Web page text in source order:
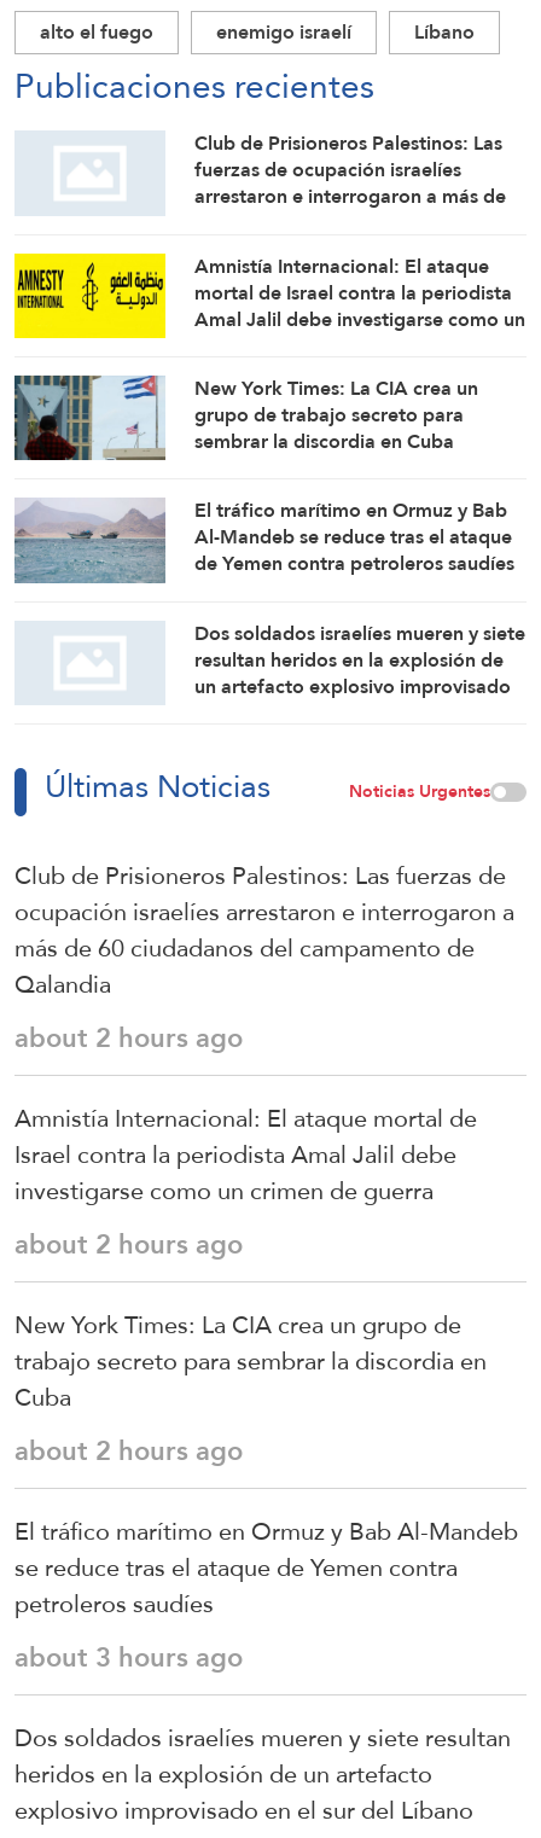
alto el fuego enemigo israelí Líbano
Publicaciones recientes
Club de Prisioneros Palestinos: Las
fuerzas de ocupación israelíes
arrestaron e interrogaron a más de
Amnistía Internacional: El ataque
mortal de Israel contra la periodista
Amal Jalil debe investigarse como un
New York Times: La CIA crea un
grupo de trabajo secreto para
sembrar la discordia en Cuba
El tráfico marítimo en Ormuz y Bab
Al-Mandeb se reduce tras el ataque
de Yemen contra petroleros saudíes
Dos soldados israelíes mueren y siete
resultan heridos en la explosión de
un artefacto explosivo improvisado
Últimas Noticias Noticias Urgentes
Club de Prisioneros Palestinos: Las fuerzas de
ocupación israelíes arrestaron e interrogaron a
más de 60 ciudadanos del campamento de
Qalandia
about 2 hours ago
Amnistía Internacional: El ataque mortal de
Israel contra la periodista Amal Jalil debe
investigarse como un crimen de guerra
about 2 hours ago
New York Times: La CIA crea un grupo de
trabajo secreto para sembrar la discordia en
Cuba
about 2 hours ago
El tráfico marítimo en Ormuz y Bab Al-Mandeb
se reduce tras el ataque de Yemen contra
petroleros saudíes
about 3 hours ago
Dos soldados israelíes mueren y siete resultan
heridos en la explosión de un artefacto
explosivo improvisado en el sur del Líbano